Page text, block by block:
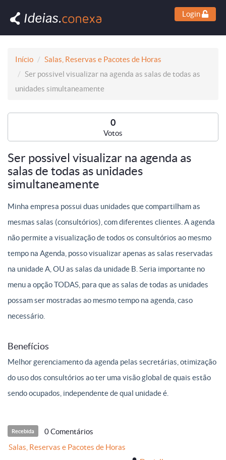
Login
Início
Salas, Reservas e Pacotes de Horas
Ser possivel visualizar na agenda as salas de todas as
unidades simultaneamente
0
Votos
Ser possivel visualizar na agenda as
salas de todas as unidades
simultaneamente
Minha empresa possui duas unidades que compartilham as
mesmas salas (consultórios), com diferentes clientes. A agenda
não permite a visualização de todos os consultórios ao mesmo
tempo na Agenda, posso visualizar apenas as salas reservadas
na unidade A, OU as salas da unidade B. Seria importante no
menu a opção TODAS, para que as salas de todas as unidades
possam ser mostradas ao mesmo tempo na agenda, caso
necessário.
Benefícios
Melhor gerenciamento da agenda pelas secretárias, otimização
do uso dos consultórios ao ter uma visão global de quais estão
sendo ocupados, independente de qual unidade é.
Recebida
0 Comentários
Salas, Reservas e Pacotes de Horas